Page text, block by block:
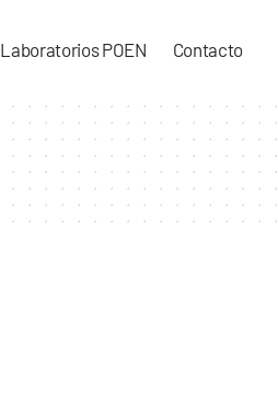
Laboratorios POEN Contacto